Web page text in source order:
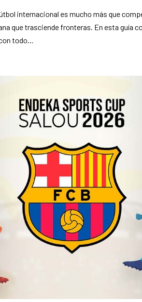
internacional es mucho más que
que trasciende fronteras. En esta guía
todo...